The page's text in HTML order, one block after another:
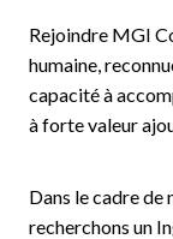
Rejoindre MGI
humaine,
capacité à
à forte valeur
Dans le cadre de
recherchons un